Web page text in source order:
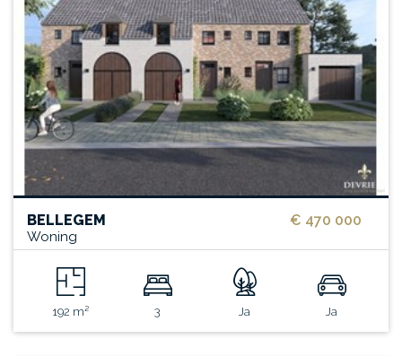
€ 470 000
BELLEGEM
Woning
192 m² 3 Ja Ja